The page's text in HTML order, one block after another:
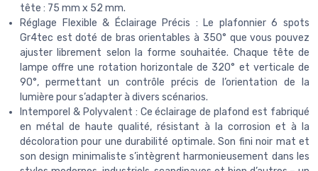
tête : 75 mm x 52 mm.
Réglage Flexible & Éclairage Précis : Le plafonnier 6 spots
Gr4tec est doté de bras orientables à 350° que vous pouvez
ajuster librement selon la forme souhaitée. Chaque tête de
lampe offre une rotation horizontale de 320° et verticale de
90°, permettant un contrôle précis de l’orientation de la
lumière pour s’adapter à divers scénarios.
Intemporel & Polyvalent : Ce éclairage de plafond est fabriqué
en métal de haute qualité, résistant à la corrosion et à la
décoloration pour une durabilité optimale. Son fini noir mat et
son design minimaliste s’intègrent harmonieusement dans les